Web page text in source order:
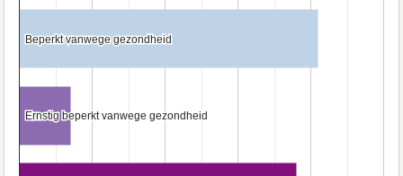
Beperkt vanwege gezondheid
Beperkt vanwege gezondheid
Ernstig beperkt vanwege gezondheid
Ernstig beperkt vanwege gezondheid